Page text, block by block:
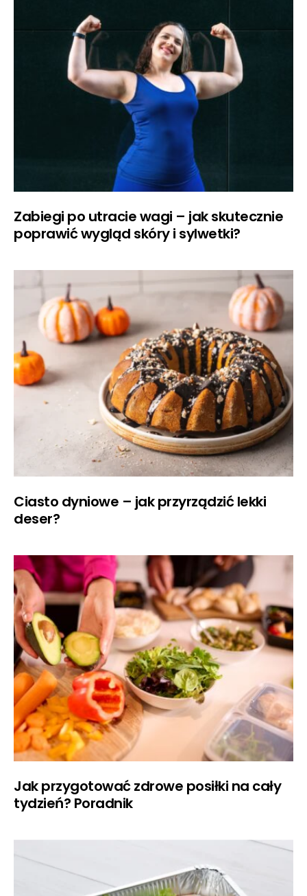
Zabiegi po utracie wagi – jak skutecznie
poprawić wygląd skóry i sylwetki?
Ciasto dyniowe – jak przyrządzić lekki
deser?
Jak przygotować zdrowe posiłki na cały
tydzień? Poradnik